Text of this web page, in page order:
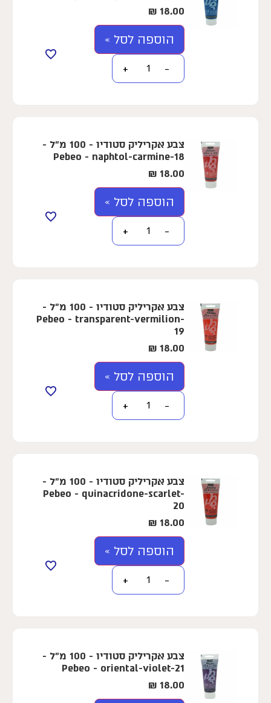
18.00
₪
הוספה לסל »
−
+
צבע אקריליק סטודיו - 100 מ"ל -
Pebeo - naphtol-carmine-18
18.00
₪
הוספה לסל »
−
+
צבע אקריליק סטודיו - 100 מ"ל -
Pebeo - transparent-vermilion-
19
18.00
₪
הוספה לסל »
−
+
צבע אקריליק סטודיו - 100 מ"ל -
Pebeo - quinacridone-scarlet-
20
18.00
₪
הוספה לסל »
−
+
צבע אקריליק סטודיו - 100 מ"ל -
Pebeo - oriental-violet-21
18.00
₪